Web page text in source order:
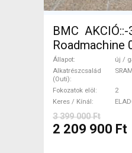
BMC AKCIÓ::-
Roadmachine
54) Országúti
eTap AXS
garanciával
Állapot
új /
Alkatrészcsalád
(Outi)
Fokozatok elöl
2
Keres / Kínál
3 399 000 Ft
2 209 900 Ft